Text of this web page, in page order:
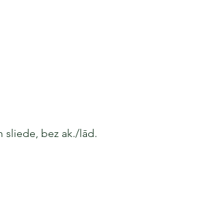
sliede, bez ak./lād.